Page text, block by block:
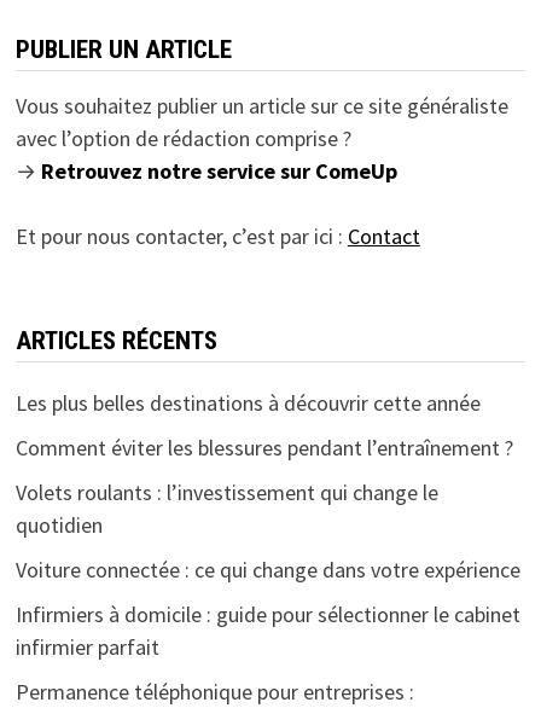
PUBLIER UN ARTICLE
Vous souhaitez publier un article sur ce site généraliste
avec l’option de rédaction comprise ?
→ Retrouvez notre service sur ComeUp
Et pour nous contacter, c’est par ici : Contact
ARTICLES RÉCENTS
Les plus belles destinations à découvrir cette année
Comment éviter les blessures pendant l’entraînement ?
Volets roulants : l’investissement qui change le
quotidien
Voiture connectée : ce qui change dans votre expérience
Infirmiers à domicile : guide pour sélectionner le cabinet
infirmier parfait
Permanence téléphonique pour entreprises :